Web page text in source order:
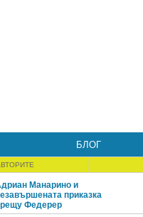
БЛОГ
Манарино и
приказка
Федерер